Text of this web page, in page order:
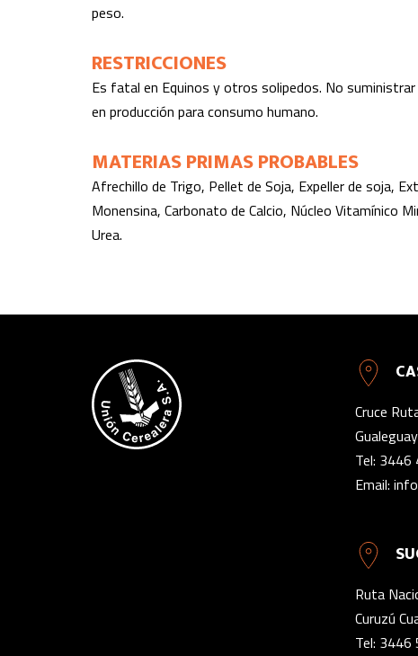
peso.
RESTRICCIONES
Es fatal en Equinos y otros solipedos. No suministrar
en producción para consumo humano.
MATERIAS PRIMAS PROBABLES
Afrechillo de Trigo, Pellet de Soja, Expeller de soja,
Monensina, Carbonato de Calcio, Núcleo Vitamínico
Urea.
Cruce
Tel: 3446
Email:
Ruta
Curuzú
Tel: 3446